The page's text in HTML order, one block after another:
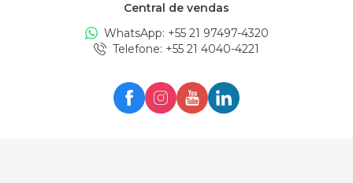
Central de vendas
WhatsApp: +55 21 97497-4320
Telefone: +55 21 4040-4221